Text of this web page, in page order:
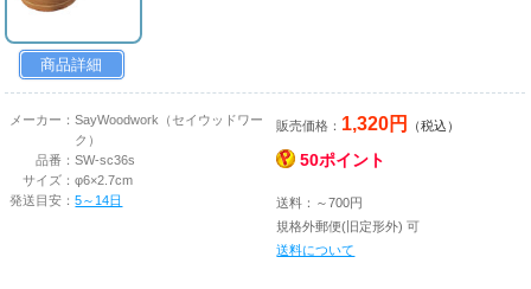
商品詳細
メーカー：SayWoodwork（セイウッドワー
ク）
品番：SW-sc36s
サイズ：φ6×2.7cm
発送目安：5～14日
販売価格： 1,320円 （税込）
50ポイント
送料：～700円
規格外郵便(旧定形外) 可
送料について